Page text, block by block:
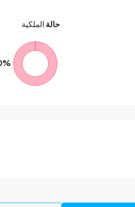
حالة الملكية